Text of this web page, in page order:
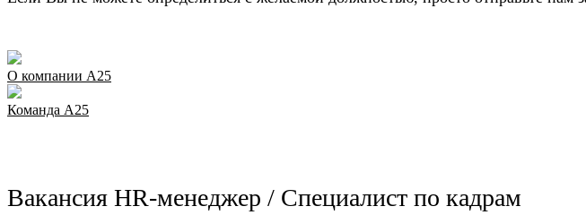
О компании А25
Команда A25
Вакансия HR-менеджер / Специалист по кадрам